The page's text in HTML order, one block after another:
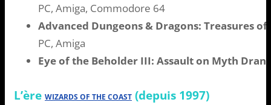
PC, Amiga, Commodore 64
Advanced Dungeons & Dragons: Treasures
PC, Amiga
Eye of the Beholder III: Assault on Myth
L’ère WIZARDS OF THE COAST (depuis 1997)